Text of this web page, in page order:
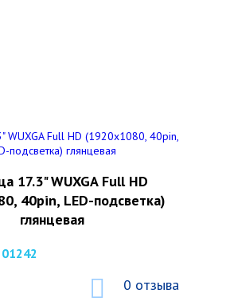
17.3" WUXGA Full HD
40pin, LED-подсветка)
глянцевая
0 отзыва